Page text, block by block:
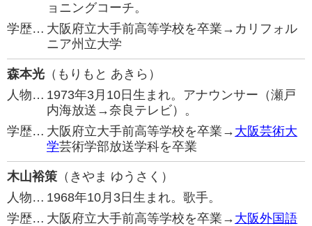
ョニングコーチ。
学歴… 大阪府立大手前高等学校を卒業→カリフォル
ニア州立大学
森本光 （もりもと あきら）
人物… 1973年3月10日生まれ。アナウンサー（瀬戸
内海放送→奈良テレビ）。
学歴… 大阪府立大手前高等学校を卒業→ 大阪芸術大
学芸術学部放送学科を卒業
木山裕策 （きやま ゆうさく）
人物… 1968年10月3日生まれ。歌手。
学歴… 大阪府立大手前高等学校を卒業→ 大阪外国語